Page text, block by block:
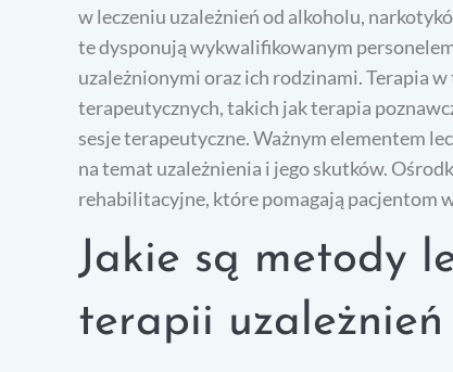
w leczeniu uzależnień od alkoholu,
te dysponują wykwalifikowanym
uzależnionymi oraz ich rodzinami. Terapia
terapeutycznych, takich jak terapia
sesje terapeutyczne. Ważnym elementem
na temat uzależnienia i jego skutków.
rehabilitacyjne, które pomagają pacjentom
Jakie są metody
terapii uzależnień